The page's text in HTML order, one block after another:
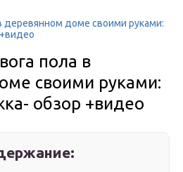
деревянном доме своими руками:
пола в
своими руками:
обзор +видео